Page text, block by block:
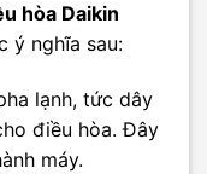
hòa Daikin
ý nghĩa sau:
lạnh, tức dây
điều hòa. Đây
máy.